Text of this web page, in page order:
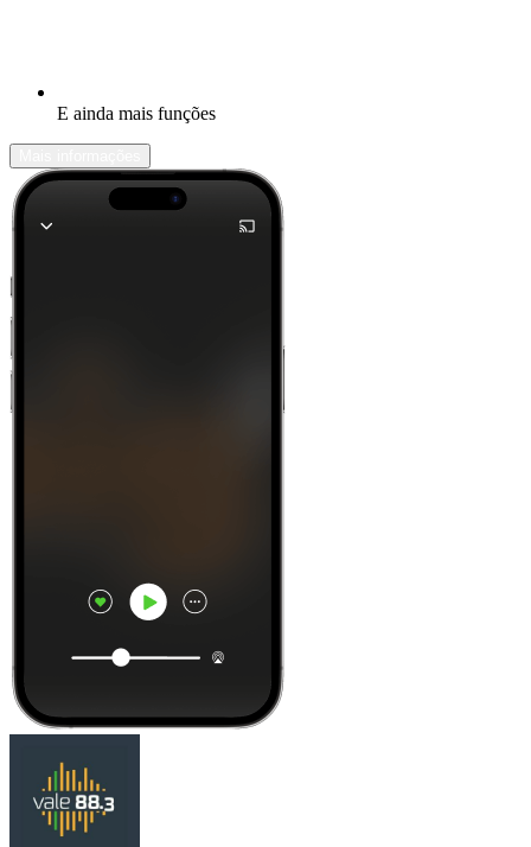
E ainda mais funções